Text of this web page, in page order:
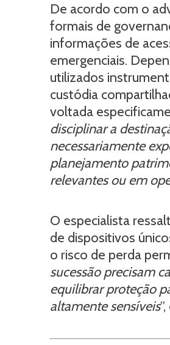
De acordo com o
formais de
informações de
emergenciais.
utilizados
custódia
voltada
disciplinar a
necessariamente
planejamento
relevantes ou em
O especialista
de dispositivos
o risco de perda
sucessão precisam
equilibrar proteção
altamente sensíveis